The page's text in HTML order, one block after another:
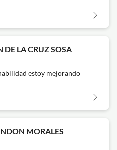
DE LA CRUZ SOSA
estoy mejorando
MORALES